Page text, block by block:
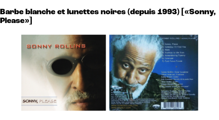
Barbe blanche et lunettes noires (depuis 1993) [«Sonny,
Please»]